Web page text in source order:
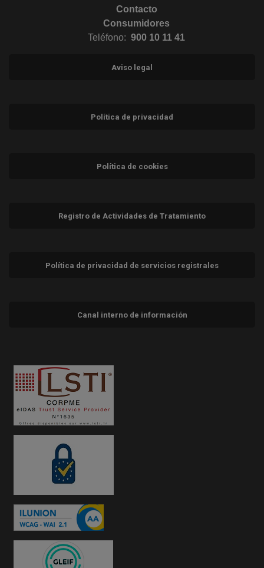
Contacto
Consumidores
Teléfono: 900 10 11 41
Aviso legal
Política de privacidad
Política de cookies
Registro de Actividades de Tratamiento
Política de privacidad de servicios registrales
Canal interno de información